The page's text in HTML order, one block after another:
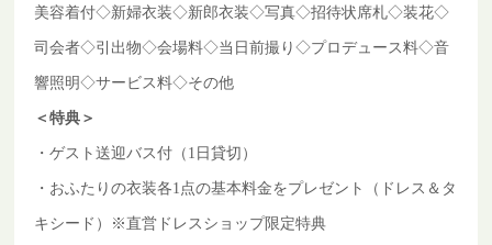
美容着付◇新婦衣装◇新郎衣装◇写真◇招待状席札◇装花◇
司会者◇引出物◇会場料◇当日前撮り◇プロデュース料◇音
響照明◇サービス料◇その他
＜特典＞
・ゲスト送迎バス付（1日貸切）
・おふたりの衣装各1点の基本料金をプレゼント（ドレス＆タ
キシード）※直営ドレスショップ限定特典